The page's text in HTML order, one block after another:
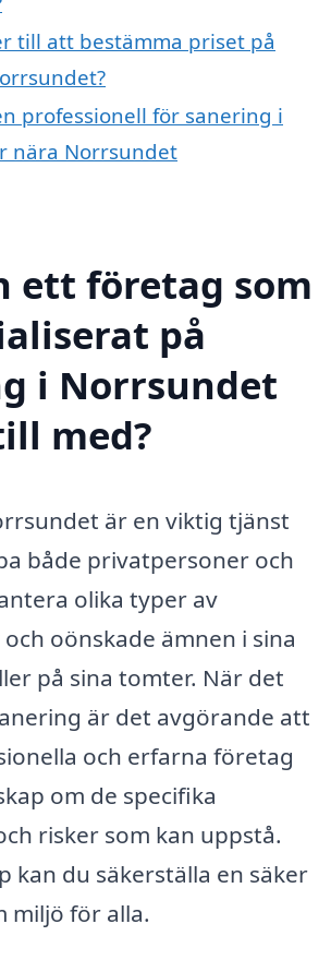
till att bestämma priset på
professionell för sanering i
nära Norrsundet
ett företag som
på
i Norrsundet
med?
är en viktig tjänst
både privatpersoner och
olika typer av
oönskade ämnen i sina
på sina tomter. När det
är det avgörande att
och erfarna företag
om de specifika
risker som kan uppstå.
kan du säkerställa en säker
miljö för alla.